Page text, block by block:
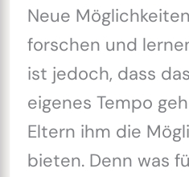
Neue
forschen und
ist jedoch, dass
eigenes Tempo
Eltern ihm die
bieten. Denn was